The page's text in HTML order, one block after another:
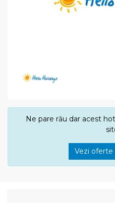
Ne pare rău dar acest
Vezi oferte